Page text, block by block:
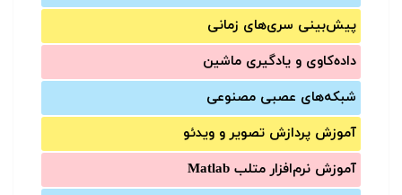
پیش‌‌بینی سری‌‌های زمانی
داده‌کاوی و یادگیری ماشین
شبکه‌های عصبی مصنوعی
آموزش‌ پردازش تصویر و ویدئو
آموزش‌ نرم‌افزار متلب Matlab